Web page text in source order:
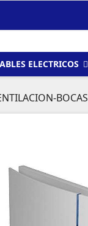
ELECTRICOS
BOCAS